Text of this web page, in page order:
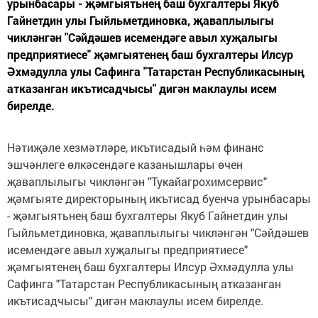
урынбасары - җәмгыятьнең баш бухгалтеры Якуб
Гайнетдин улы Гыйльметдиновка, җаваплылыгы
чикләнгән "Сәйдәшев исемендәге авыл хуҗалыгы
предприятиесе" җәмгыятенең баш бухгалтеры Илсур
Әхмәдулла улы Сафинга "Татарстан Республикасының
атказанган икътисадчысы" дигән маклаулы исем
бирелде.
Нәтиҗәле хезмәтләре, икътисадый һәм финанс
эшчәнлеге өлкәсендәге казанышлары өчен
җаваплылыгы чикләнгән "Тукайагрохимсервис"
җәмгыяте директорының икътисад буенча урынбасары
- җәмгыятьнең баш бухгалтеры Якуб Гайнетдин улы
Гыйльметдиновка, җаваплылыгы чикләнгән "Сәйдәшев
исемендәге авыл хуҗалыгы предприятиесе"
җәмгыятенең баш бухгалтеры Илсур Әхмәдулла улы
Сафинга "Татарстан Республикасының атказанган
икътисадчысы" дигән маклаулы исем бирелде.